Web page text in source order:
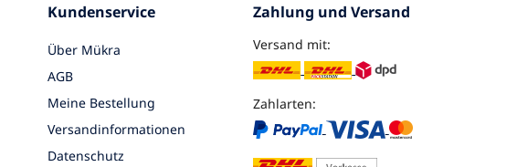
Kundenservice
Über Mükra
AGB
Meine Bestellung
Versandinformationen
Datenschutz
Zahlung und Versand
Versand mit:
Zahlarten: